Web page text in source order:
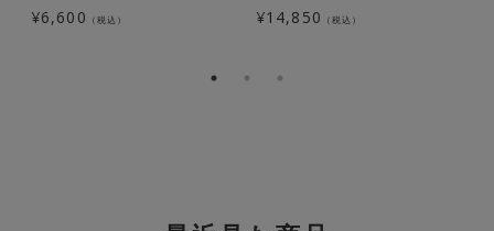
¥6,600 （税込）
¥14,850 （税込）